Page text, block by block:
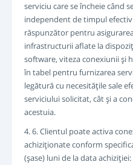
serviciu care se încheie când
independent de timpul
răspunzător pentru
infrastructurii aflate la
software, viteza conexiunii şi
în tabel pentru furnizarea
legătură cu necesităţile sale
serviciului solicitat, cât şi a
acestuia.
4. 6. Clientul poate activa
achiziţionate conform
(şase) luni de la data